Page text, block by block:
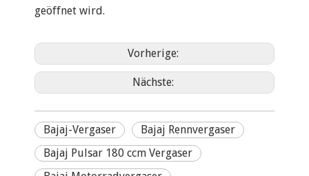
geöffnet wird.
Vorherige:
Nächste:
Bajaj-Vergaser
Bajaj Rennvergaser
Bajaj Pulsar 180 ccm Vergaser